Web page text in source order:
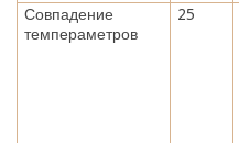
Совпадение
темпераметров
25